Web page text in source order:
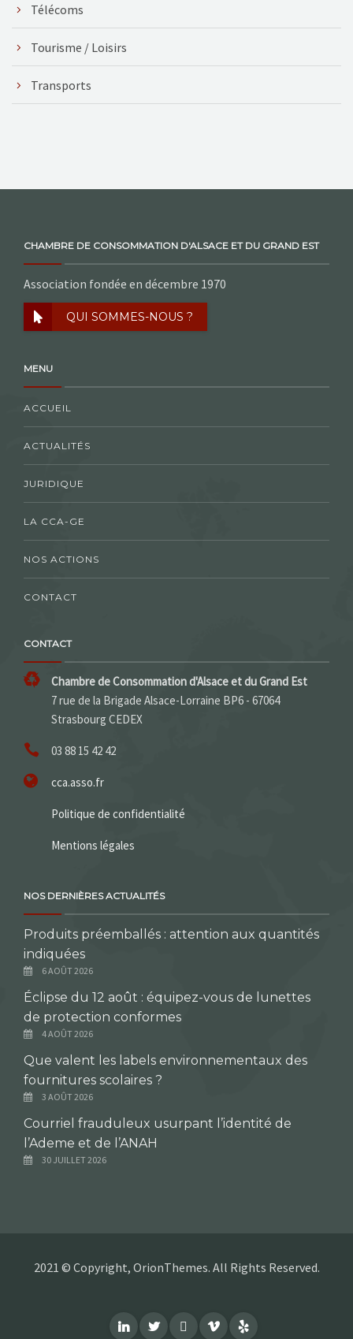
Télécoms
Tourisme / Loisirs
Transports
CHAMBRE DE CONSOMMATION D'ALSACE ET DU GRAND EST
Association fondée en décembre 1970
QUI SOMMES-NOUS ?
MENU
ACCUEIL
ACTUALITÉS
JURIDIQUE
LA CCA-GE
NOS ACTIONS
CONTACT
CONTACT
Chambre de Consommation d'Alsace et du Grand Est
7 rue de la Brigade Alsace-Lorraine BP6 - 67064
Strasbourg CEDEX
03 88 15 42 42
cca.asso.fr
Politique de confidentialité
Mentions légales
NOS DERNIÈRES ACTUALITÉS
Produits préemballés : attention aux quantités
indiquées
6 AOÛT 2026
Éclipse du 12 août : équipez-vous de lunettes
de protection conformes
4 AOÛT 2026
Que valent les labels environnementaux des
fournitures scolaires ?
3 AOÛT 2026
Courriel frauduleux usurpant l’identité de
l’Ademe et de l’ANAH
30 JUILLET 2026
2021 © Copyright, OrionThemes. All Rights Reserved.